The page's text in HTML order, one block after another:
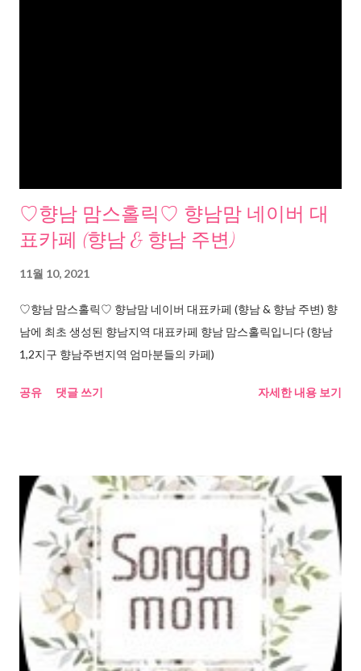
♡향남 맘스홀릭♡ 향남맘 네이버 대
표카페 (향남 & 향남 주변)
11월 10, 2021
♡향남 맘스홀릭♡ 향남맘 네이버 대표카페 (향남 & 향남 주변) 향
남에 최초 생성된 향남지역 대표카페 향남 맘스홀릭입니다 (향남
1,2지구 향남주변지역 엄마분들의 카페)
공유 댓글 쓰기 자세한 내용 보기